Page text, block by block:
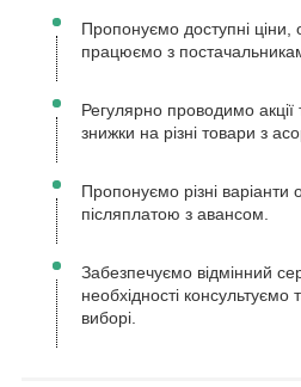
Пропонуємо доступні ціни,
працюємо з
Регулярно проводимо
знижки на різні товари з
Пропонуємо різні варіанти
післяплатою з авансом.
Забезпечуємо відмінний
необхідності
виборі.